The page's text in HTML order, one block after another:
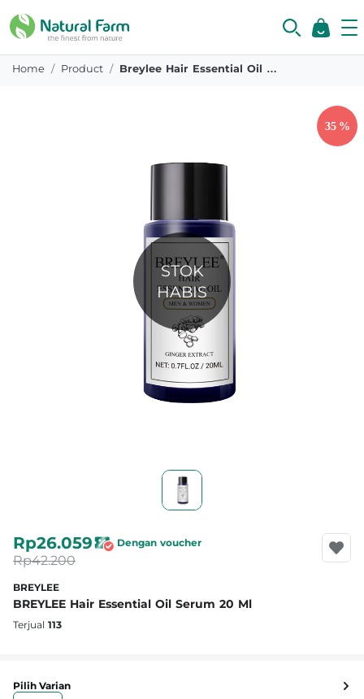
Home Product Breylee Hair Essential Oil Serum 20 Ml
STOK
HABIS
BREYLEE
BREYLEE Hair Essential Oil Serum 20 Ml
Terjual 113
Rp26.059 Dengan voucher
Rp42.200
Pilih Varian